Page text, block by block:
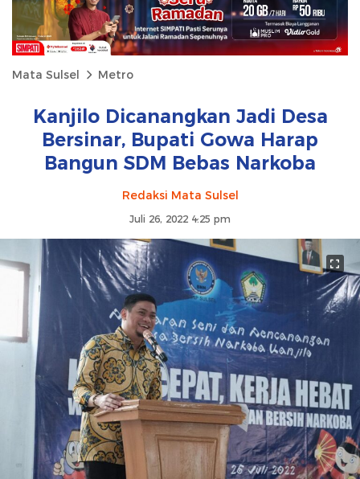
Mata Sulsel Metro
Kanjilo Dicanangkan Jadi Desa
Bersinar, Bupati Gowa Harap
Bangun SDM Bebas Narkoba
Redaksi Mata Sulsel
Juli 26, 2022 4:25 pm